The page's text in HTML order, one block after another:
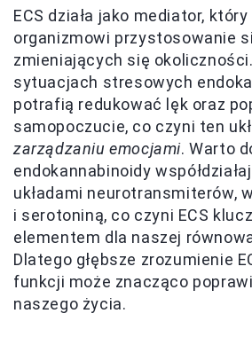
ECS działa jako mediator,
organizmowi przystosowanie
zmieniających się okoliczności.
sytuacjach stresowych
potrafią redukować lęk oraz
samopoczucie, co czyni ten
zarządzaniu emocjami. Warto
endokannabinoidy
układami neurotransmiterów,
i serotoniną, co czyni ECS
elementem dla naszej
Dlatego głębsze zrozumienie
funkcji może znacząco
naszego życia.